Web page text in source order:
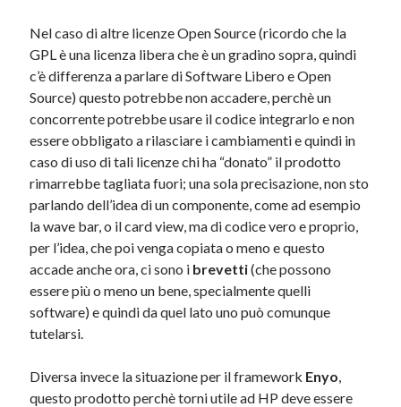
Nel caso di altre licenze Open Source (ricordo che la
GPL è una licenza libera che è un gradino sopra, quindi
c’è differenza a parlare di Software Libero e Open
Source) questo potrebbe non accadere, perchè un
concorrente potrebbe usare il codice integrarlo e non
essere obbligato a rilasciare i cambiamenti e quindi in
caso di uso di tali licenze chi ha “donato” il prodotto
rimarrebbe tagliata fuori; una sola precisazione, non sto
parlando dell’idea di un componente, come ad esempio
la wave bar, o il card view, ma di codice vero e proprio,
per l’idea, che poi venga copiata o meno e questo
accade anche ora, ci sono i brevetti(che possono
essere più o meno un bene, specialmente quelli
software) e quindi da quel lato uno può comunque
tutelarsi.
Diversa invece la situazione per il framework Enyo,
questo prodotto perchè torni utile ad HP deve essere